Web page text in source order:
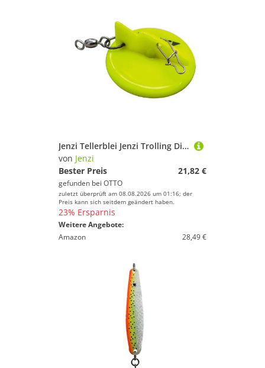
Jenzi Tellerblei Jenzi Trolling Disc Diver verstellbar
von Jenzi
Bester Preis
21,82 €
gefunden bei OTTO
zuletzt überprüft am 08.08.2026 um 01:16; der
Preis kann sich seitdem geändert haben.
23% Ersparnis
Weitere Angebote:
Amazon
28,49 €